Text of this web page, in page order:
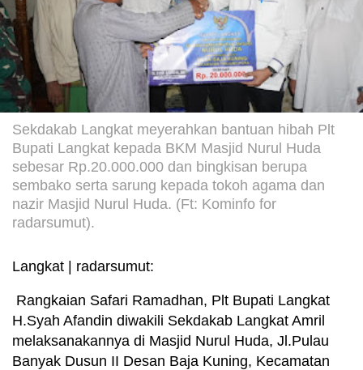
Sekdakab Langkat meyerahkan bantuan hibah Plt
Bupati Langkat kepada BKM Masjid Nurul Huda
sebesar Rp.20.000.000 dan bingkisan berupa
sembako serta sarung kepada tokoh agama dan
nazir Masjid Nurul Huda. (Ft: Kominfo for
radarsumut).
Langkat | radarsumut:
Rangkaian Safari Ramadhan, Plt Bupati Langkat
H.Syah Afandin diwakili Sekdakab Langkat Amril
melaksanakannya di Masjid Nurul Huda, Jl.Pulau
Banyak Dusun II Desan Baja Kuning, Kecamatan